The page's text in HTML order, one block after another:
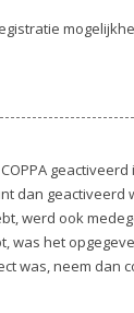
geactiveerd
dan geactiveerd
werd ook
was het
was, neem dan